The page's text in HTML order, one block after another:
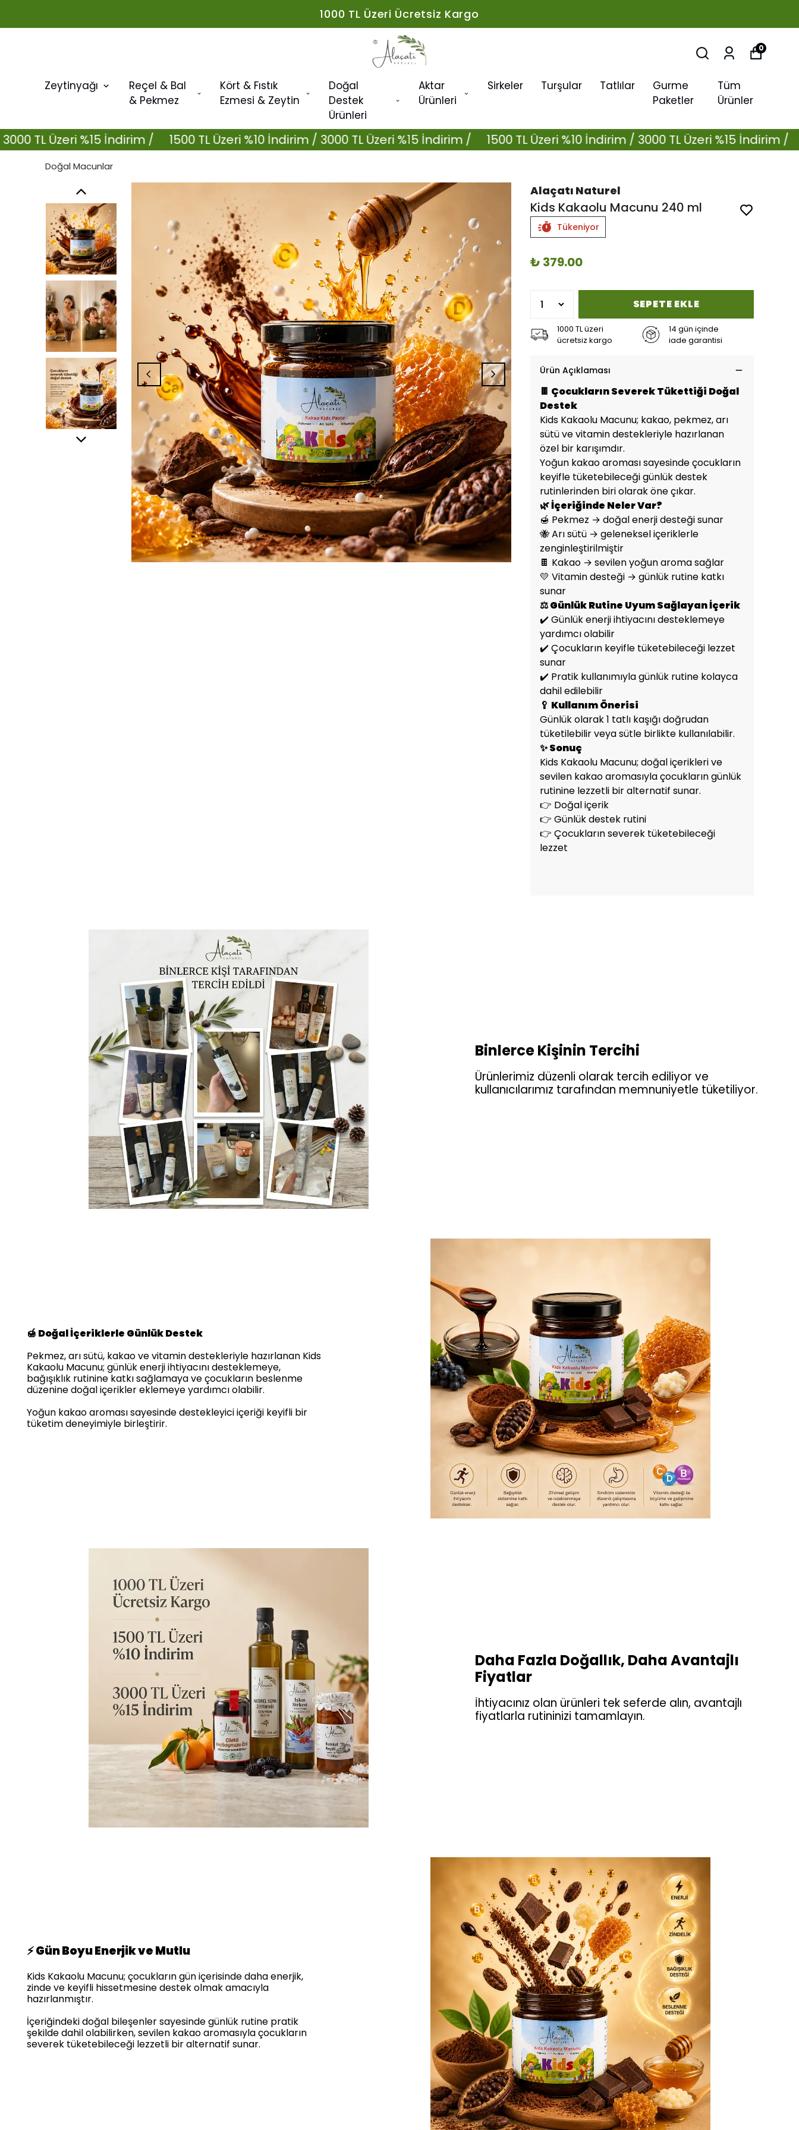
1000 TL Üzeri Ücretsiz Kargo
Zeytinyağı
Reçel & Bal
& Pekmez
Kört & Fıstık
Ezmesi & Zeytin
Doğal
Destek
Ürünleri
Aktar
Ürünleri
Sirkeler Turşular Tatlılar
Gurme
Paketler
Tüm
Ürünler
0
%15 İndirim / 1500 TL Üzeri %10 İndirim / 3000 TL Üzeri %15 İndirim / 1500 TL Üzeri %10 İndirim / 3000 TL Üzeri %15 İndirim / 1500 TL
Doğal Macunlar
Alaçatı Naturel
Kids Kakaolu Macunu 240 ml
Tükeniyor
₺ 379.00
SEPETE EKLE
1000 TL üzeri
ücretsiz kargo
14 gün içinde
iade garantisi
Ürün Açıklaması
🍫 Çocukların Severek Tükettiği Doğal
Destek
Kids Kakaolu Macunu; kakao, pekmez, arı
sütü ve vitamin destekleriyle hazırlanan
özel bir karışımdır.
Yoğun kakao aroması sayesinde çocukların
keyifle tüketebileceği günlük destek
rutinlerinden biri olarak öne çıkar.
🌿 İçeriğinde Neler Var?
🍯 Pekmez → doğal enerji desteği sunar
🐝 Arı sütü → geleneksel içeriklerle
zenginleştirilmiştir
🍫 Kakao → sevilen yoğun aroma sağlar
💛 Vitamin desteği → günlük rutine katkı
sunar
⚖️ Günlük Rutine Uyum Sağlayan İçerik
✔️ Günlük enerji ihtiyacını desteklemeye
yardımcı olabilir
✔️ Çocukların keyifle tüketebileceği lezzet
sunar
✔️ Pratik kullanımıyla günlük rutine kolayca
dahil edilebilir
🥄 Kullanım Önerisi
Günlük olarak 1 tatlı kaşığı doğrudan
tüketilebilir veya sütle birlikte kullanılabilir.
✨ Sonuç
Kids Kakaolu Macunu; doğal içerikleri ve
sevilen kakao aromasıyla çocukların günlük
rutinine lezzetli bir alternatif sunar.
👉 Doğal içerik
👉 Günlük destek rutini
👉 Çocukların severek tüketebileceği
lezzet
Binlerce Kişinin Tercihi
Ürünlerimiz düzenli olarak tercih ediliyor ve
kullanıcılarımız tarafından memnuniyetle tüketiliyor.
🍯 Doğal İçeriklerle Günlük Destek
Pekmez, arı sütü, kakao ve vitamin destekleriyle hazırlanan Kids
Kakaolu Macunu; günlük enerji ihtiyacını desteklemeye,
bağışıklık rutinine katkı sağlamaya ve çocukların beslenme
düzenine doğal içerikler eklemeye yardımcı olabilir.
Yoğun kakao aroması sayesinde destekleyici içeriği keyifli bir
tüketim deneyimiyle birleştirir.
Daha Fazla Doğallık, Daha Avantajlı
Fiyatlar
İhtiyacınız olan ürünleri tek seferde alın, avantajlı
fiyatlarla rutininizi tamamlayın.
⚡ Gün Boyu Enerjik ve Mutlu
Kids Kakaolu Macunu; çocukların gün içerisinde daha enerjik,
zinde ve keyifli hissetmesine destek olmak amacıyla
hazırlanmıştır.
İçeriğindeki doğal bileşenler sayesinde günlük rutine pratik
şekilde dahil olabilirken, sevilen kakao aromasıyla çocukların
severek tüketebileceği lezzetli bir alternatif sunar.